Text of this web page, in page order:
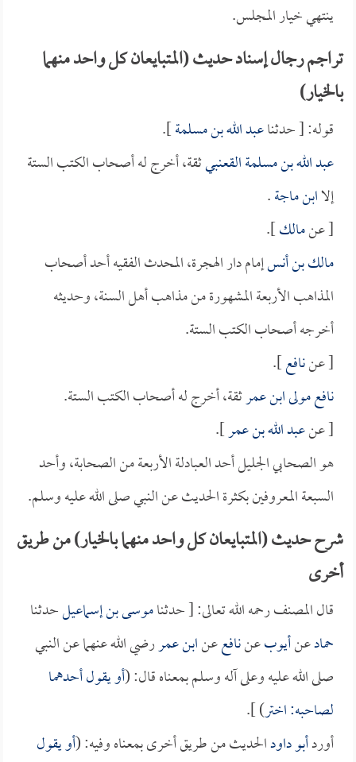
ينتهي خيار المجلس.
تراجم رجال إسناد حديث (المتبايعان كل واحد منهما
بالخيار)
قوله: [ حدثناعبد الله بن مسلمة].
عبد الله بن مسلمة القعنبيثقة، أخرج له أصحاب الكتب الستة
إلاابن ماجة.
[ عنمالك].
مالك بن أنسإمام دار الهجرة، المحدث الفقيه أحد أصحاب
المذاهب الأربعة المشهورة من مذاهب أهل السنة، وحديثه
أخرجه أصحاب الكتب الستة.
[ عننافع].
نافع مولى ابن عمرثقة، أخرج له أصحاب الكتب الستة.
[ عنعبد الله بن عمر].
هو الصحابي الجليل أحد العبادلة الأربعة من الصحابة، وأحد
السبعة المعروفين بكثرة الحديث عن النبي صلى الله عليه وسلم.
شرح حديث (المتبايعان كل واحد منهما بالخيار) من طريق
أخرى
قال المصنف رحمه الله تعالى: [ حدثناموسى بن إسماعيلحدثنا
حمادعنأيوبعننافععنابن عمررضي الله عنهما عن النبي
صلى الله عليه وعلى آله وسلم بمعناه قال: (أو يقول أحدهما
لصاحبه: اختر) ].
أوردأبو داودالحديث من طريق أخرى بمعناه وفيه: (أو يقول